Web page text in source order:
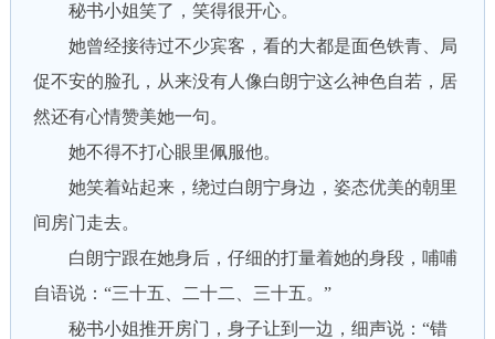
秘书小姐笑了，笑得很开心。
她曾经接待过不少宾客，看的大都是面色铁青、局
促不安的脸孔，从来没有人像白朗宁这么神色自若，居
然还有心情赞美她一句。
她不得不打心眼里佩服他。
她笑着站起来，绕过白朗宁身边，姿态优美的朝里
间房门走去。
白朗宁跟在她身后，仔细的打量着她的身段，哺哺
自语说：“三十五、二十二、三十五。”
秘书小姐推开房门，身子让到一边，细声说：“错